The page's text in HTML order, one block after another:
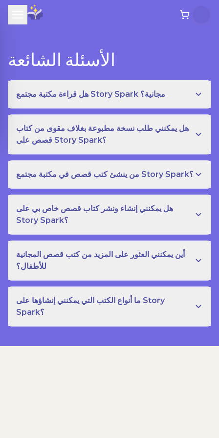
الأسئلة الشائعة
هل قراءة مكتبة مجتمع Story Spark مجانية؟
هل يمكنني طلب نسخة مطبوعة بغلاف مقوى من كتاب
قصص على Story Spark؟
من ينشئ كتب قصص في مكتبة مجتمع Story Spark؟
هل يمكنني إنشاء ونشر كتاب قصص خاص بي على
Story Spark؟
أين يمكنني العثور على المزيد من كتب قصص المجانية
للأطفال؟
ما أنواع الكتب التي يمكنني إنشاؤها على Story
Spark؟